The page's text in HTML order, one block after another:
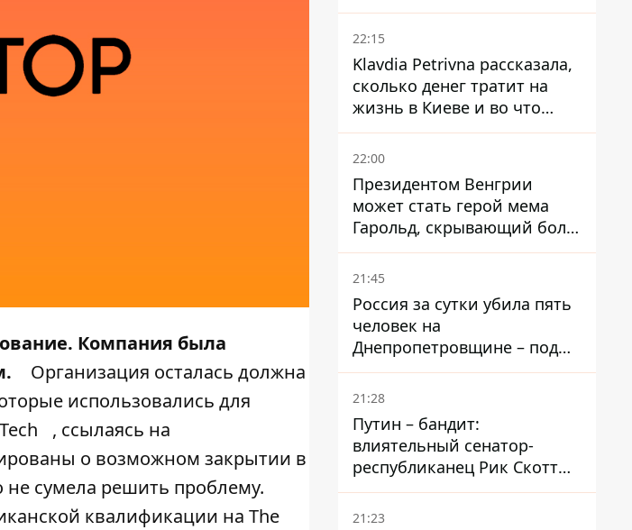
Компания была
Организация осталась должна
использовались для
, ссылаясь на
о возможном закрытии в
сумела решить проблему.
квалификации на The
собственного Центробанка,
заставив снизить базовую
ставку
22:15
Klavdia Petrivna рассказала,
сколько денег тратит на
жизнь в Киеве и во что
вкладывает миллионы
22:00
Президентом Венгрии
может стать герой мема
Гарольд, скрывающий боль
– он возглавил народное
голосование
21:45
Россия за сутки убила пять
человек на
Днепропетровщине – под
ударами оказались пять
районов области
21:28
Путин – бандит:
влиятельный сенатор-
республиканец Рик Скотт
призвал Конгресс привлечь
РФ к ответственности за
21:23